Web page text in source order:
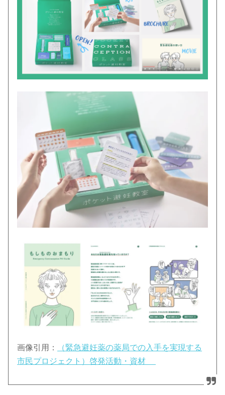
画像引用：
（緊急避妊薬の薬局での入手を実現する
市民プロジェクト）啓発活動・資材